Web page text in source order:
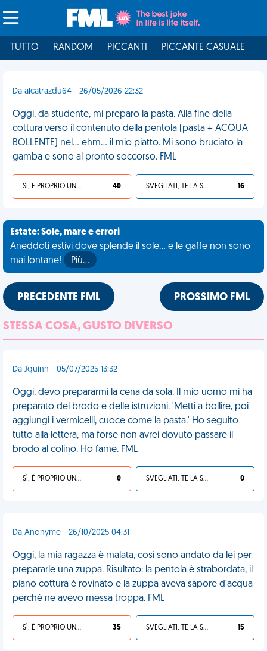
TUTTO RANDOM PICCANTI PICCANTE CASUALE
Da alcatrazdu64 - 26/05/2026 22:32
Oggi, da studente, mi preparo la pasta. Alla fine della
cottura verso il contenuto della pentola (pasta + ACQUA
BOLLENTE) nel... ehm... il mio piatto. Mi sono bruciato la
gamba e sono al pronto soccorso. FML
SÌ, È PROPRIO UNA VDM! 40 SVEGLIATI, TE LA SEI CERCATA! 16
Estate: Sole, mare e errori
Aneddoti estivi dove splende il sole... e le gaffe non sono
mai lontane!
Più…
PRECEDENTE FML PROSSIMO FML
STESSA COSA, GUSTO DIVERSO
Da Jquinn - 05/07/2025 13:32
Oggi, devo prepararmi la cena da sola. Il mio uomo mi ha
preparato del brodo e delle istruzioni. 'Metti a bollire, poi
aggiungi i vermicelli, cuoce come la pasta.' Ho seguito
tutto alla lettera, ma forse non avrei dovuto passare il
brodo al colino. Ho fame. FML
SÌ, È PROPRIO UNA VDM! 0 SVEGLIATI, TE LA SEI CERCATA! 0
Da Anonyme - 26/10/2025 04:31
Oggi, la mia ragazza è malata, così sono andato da lei per
prepararle una zuppa. Risultato: la pentola è strabordata, il
piano cottura è rovinato e la zuppa aveva sapore d'acqua
perché ne avevo messa troppa. FML
SÌ, È PROPRIO UNA VDM! 35 SVEGLIATI, TE LA SEI CERCATA! 15